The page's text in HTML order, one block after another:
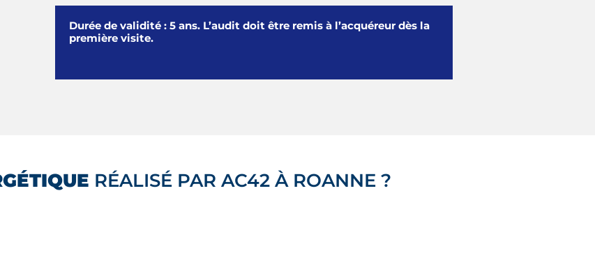
Durée de validité : 5 ans. L’audit doit être remis à l’acquéreur dès la
première visite.
RÉALISÉ PAR AC42 À ROANNE ?